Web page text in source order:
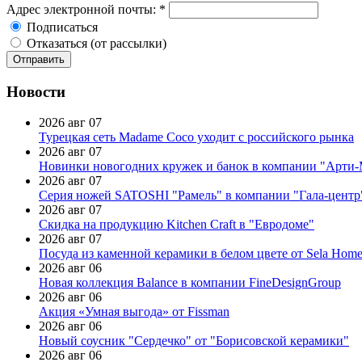
Адрес электронной почты: *
Подписаться
Отказаться (от рассылки)
Новости
2026 авг 07
Турецкая сеть Madame Coco уходит с российского рынка
2026 авг 07
Новинки новогодних кружек и банок в компании
2026 авг 07
Серия ножей SATOSHI "Рамель" в компании "Гала-
2026 авг 07
Скидка на продукцию Kitchen Craft в "Евродоме"
2026 авг 07
Посуда из каменной керамики в белом цвете от Sela Home
2026 авг 06
Новая коллекция Balance в компании FineDesignGroup
2026 авг 06
Акция «Умная выгода» от Fissman
2026 авг 06
Новый соусник "Сердечко" от "Борисовской керамики"
2026 авг 06